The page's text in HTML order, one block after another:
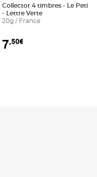
au panier
Collector 4 timbres - Le Petit
- Lettre Verte
20g / France
7,50€